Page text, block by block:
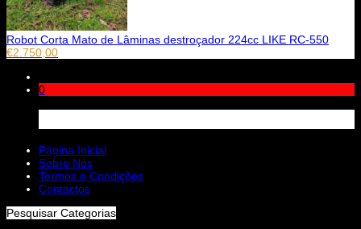
Robot Corta Mato de Lâminas destroçador 224cc LIKE RC-550
€2.750,00
0
Página Inicial
Sobre Nós
Termos e Condições
Contactos
Pesquisar Categorias